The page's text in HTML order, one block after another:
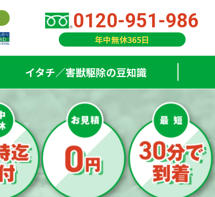
0120-951-986
年中無休365日
イタチ／害獣駆除の豆知識